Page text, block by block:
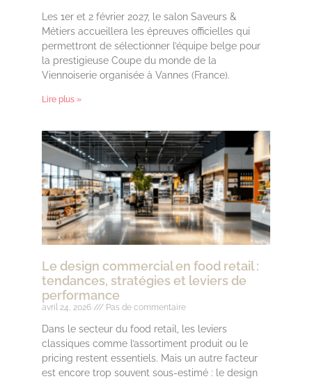
Les 1er et 2 février 2027, le salon Saveurs &
Métiers accueillera les épreuves officielles qui
permettront de sélectionner l’équipe belge pour
la prestigieuse Coupe du monde de la
Viennoiserie organisée à Vannes (France).
Lire plus »
Le design commercial en food retail :
tendances, stratégies et leviers de
performance
avril 24, 2026 Pas de commentaire
Dans le secteur du food retail, les leviers
classiques comme l’assortiment produit ou le
pricing restent essentiels. Mais un autre facteur
est encore trop souvent sous-estimé : le design